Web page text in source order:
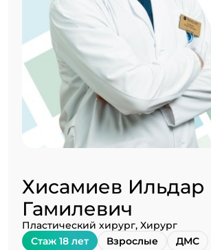
Хисамиев Ильдар
Гамилевич
Пластический хирург, Хирург
Стаж 18 лет
Взрослые
ДМС